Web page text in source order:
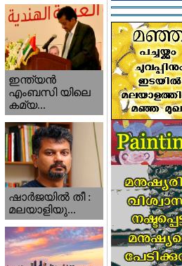
ഇന്ത്യന്‍
എംബസി യിലെ
കമ്യ...
ഷാര്‍ജയില്‍ തീ :
മലയാളിയു...